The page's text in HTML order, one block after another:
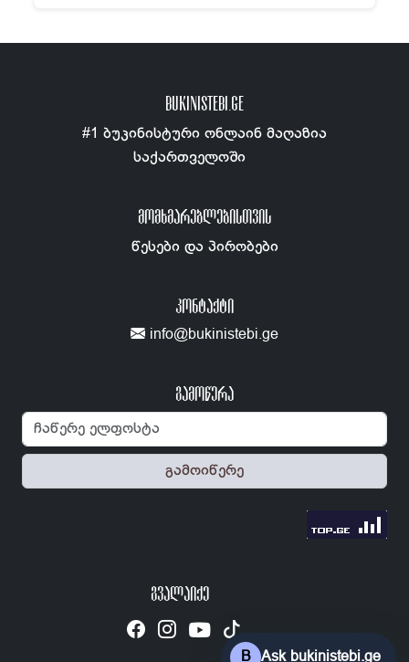
BUKINISTEBI.GE
#1 ბუკინისტური ონლაინ მაღაზია
საქართველოში
ᲛᲝᲛᲮᲛᲐᲠᲔᲑᲚᲔᲑᲘᲡᲗᲕᲘᲡ
წესები და პირობები
ᲙᲝᲜᲢᲐᲥᲢᲘ
info@bukinistebi.ge
გამოწერა
გამოიწერე
ᲒᲕᲐᲚᲐᲘᲥᲔ
B Ask bukinistebi.ge